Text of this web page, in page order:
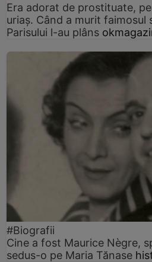
Era adorat de prostituate,
uriaș. Când a murit
Parisului l-au plâns
#Biografii
Cine a fost Maurice Nègre,
sedus-o pe Maria Tănase